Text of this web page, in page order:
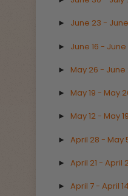
► June 23 -
► June 16 - June
► May 26 - June
► May 19 - May
► May 12 - May 19
► April 28 - May
► April 21 - April
► April 7 - April 14